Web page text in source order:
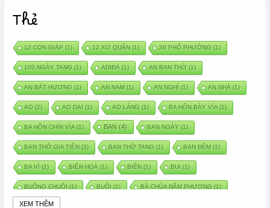
Thẻ
12 CON GIÁP (1) 12 XỨ QUÂN (1) 36 PHỐ PHƯỜNG (1)
100 NGÀY TANG (1) ADIĐÀ (1) AN BAN THỜ(1)
AN BÁT HƯƠNG (1) AN NAM(1) AN NGHỈ(1) AN NHÀ (1)
AO (2) AO DẠI (1) AO LÀNG (1) BA HỒN BẢY VÍA(1)
BA HỒN CHÍN VÍA(1) BAN (4) BAN NGÀY (1)
BAN THỜ GIA TIÊN (3) BAN THỜ TANG (1) BAN ĐÊM(1)
BA VÌ (1) BIÊN HOÀ (1) BIỂN (1) BUI (1)
BUỒNG CHUỐI (1) BUỔI (1) BÀ CHÚA NĂM PHƯƠNG (1)
BÀ CHÚA THÀNH ĐÔNG
XEM THÊM